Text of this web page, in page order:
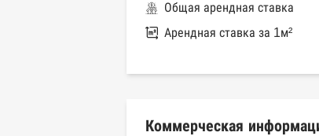
Общая арендная ставка
Арендная ставка за 1м²
Коммерческая